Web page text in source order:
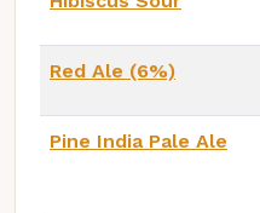
Red Ale (6%)
Pine India Pale Ale